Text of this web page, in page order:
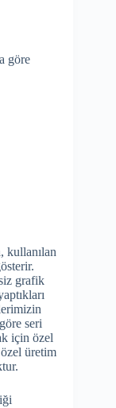
göre
kullanılan
grafik
seri
için özel
üretim